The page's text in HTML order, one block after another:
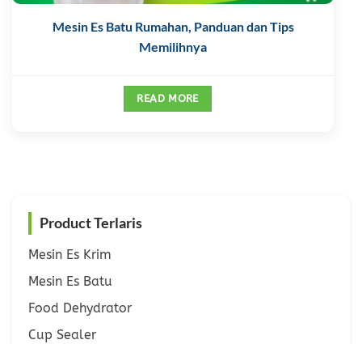
Mesin Es Batu Rumahan, Panduan dan Tips
Memilihnya
READ MORE
Product Terlaris
Mesin Es Krim
Mesin Es Batu
Food Dehydrator
Cup Sealer